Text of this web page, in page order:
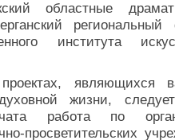
областные
института
являющихся
жизни,
работа по
просветительских